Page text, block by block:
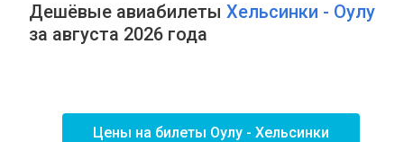
Дешёвые авиабилеты Хельсинки - Оулу
за августа 2026 года
Цены на билеты Оулу - Хельсинки